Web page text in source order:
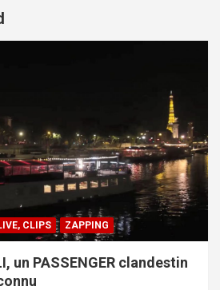
CLIPS ZAPPING
un PASSENGER clandestin